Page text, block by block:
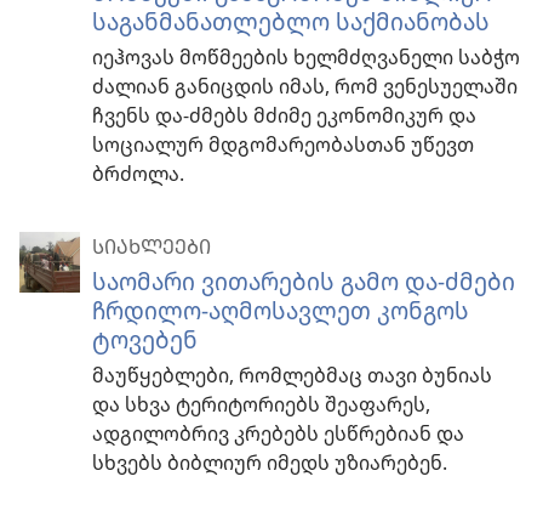
საგანმანათლებლო საქმიანობას
იეჰოვას მოწმეების ხელმძღვანელი საბჭო
ძალიან განიცდის იმას, რომ ვენესუელაში
ჩვენს და-ძმებს მძიმე ეკონომიკურ და
სოციალურ მდგომარეობასთან უწევთ
ბრძოლა.
ᲡᲘᲐᲮᲚᲔᲔᲑᲘ
საომარი ვითარების გამო და-ძმები
ჩრდილო-აღმოსავლეთ კონგოს
ტოვებენ
მაუწყებლები, რომლებმაც თავი ბუნიას
და სხვა ტერიტორიებს შეაფარეს,
ადგილობრივ კრებებს ესწრებიან და
სხვებს ბიბლიურ იმედს უზიარებენ.